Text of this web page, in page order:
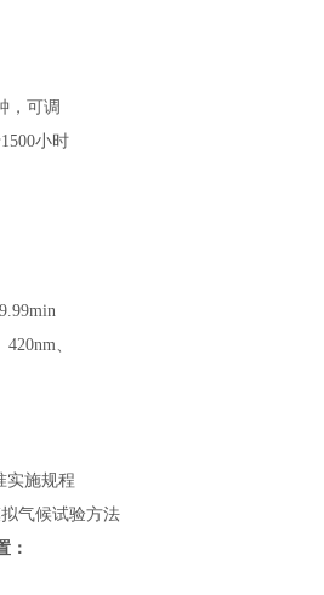
，可调
小时
、
实施规程
气候试验方法
：